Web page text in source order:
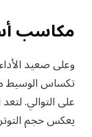
مكاسب
وعلى صعيد
على التوالي.
يعكس حجم